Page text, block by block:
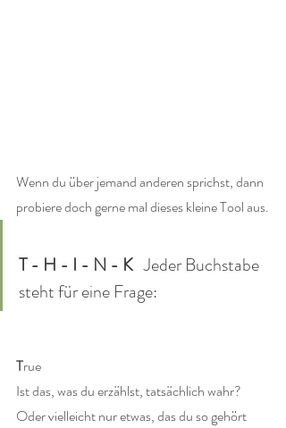
Wenn du über jemand anderen sprichst, dann
probiere doch gerne mal dieses kleine Tool aus.
T - H - I - N - K Jeder Buchstabe
steht für eine Frage:
True
Ist das, was du erzählst, tatsächlich wahr?
Oder vielleicht nur etwas, das du so gehört